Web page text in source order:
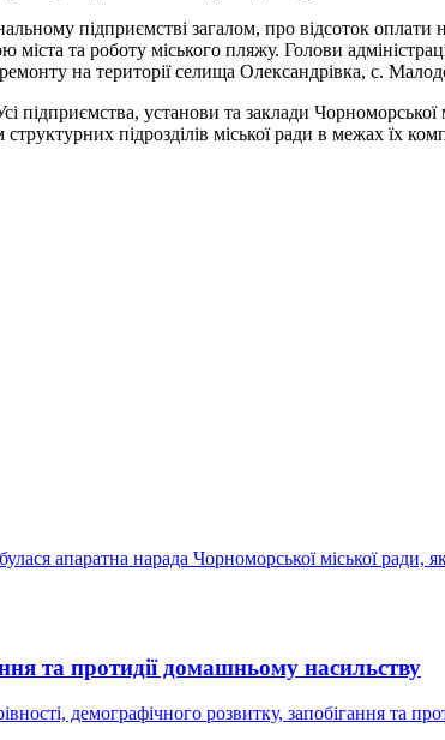
підприємстві загалом, про відсоток оплати
міста та роботу міського пляжу. Голови
на території селища Олександрівка, с.
підприємства, установи та заклади
підрозділів міської ради в межах їх
апаратна нарада Чорноморської міської ради,
та протидії домашньому насильству
демографічного розвитку, запобігання та